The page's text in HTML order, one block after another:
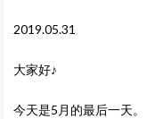
2019.05.31
大家好♪
今天是5月的最后一天。